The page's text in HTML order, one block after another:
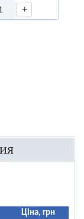
+
Ціна, грн